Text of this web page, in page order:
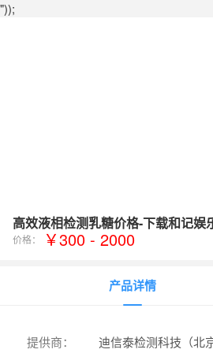
"));
高效液相检测乳糖价格-下载和记娱
价格： ￥300 - 2000
产品详情
提供商： 迪信泰检测科技（北